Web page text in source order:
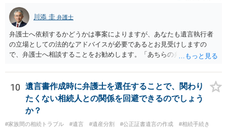
川添 圭 弁護士
弁護士へ依頼するかどうかは事案によりますが、あなたも遺言執行者
の立場としての法的なアドバイスが必要であるとお見受けしますの
で、弁護士へ相談することをお勧めします。「あちらの弁護士」（元
誘導しかしてこないと思います。
10
遺言書作成時に弁護士を選任することで、関わり
たくない相続人との関係を回避できるのでしょう
か？
#家族間の相続トラブル #遺言 #遺産分割 #公正証書遺言の作成
#相続手続き